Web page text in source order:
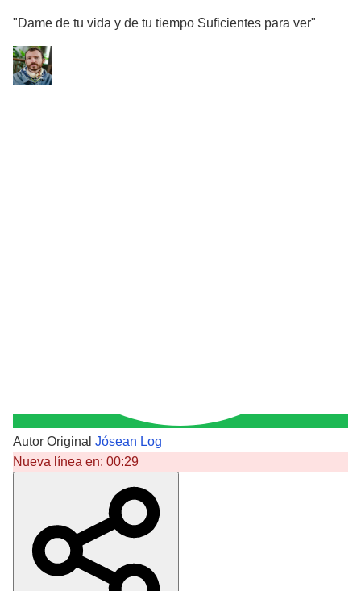
"Dame de tu vida y de tu tiempo Suficientes para ver"
Autor Original Jósean Log
Nueva línea en: 00:29